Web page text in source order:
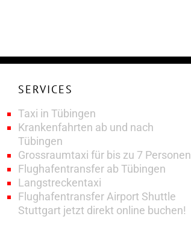
SERVICES
Taxi in Tübingen
Krankenfahrten ab und nach
Tübingen
Grossraumtaxi für bis zu 7 Personen
Flughafentransfer ab Tübingen
Langstreckentaxi
Flughafentransfer Airport Shuttle
Stuttgart jetzt direkt online buchen!